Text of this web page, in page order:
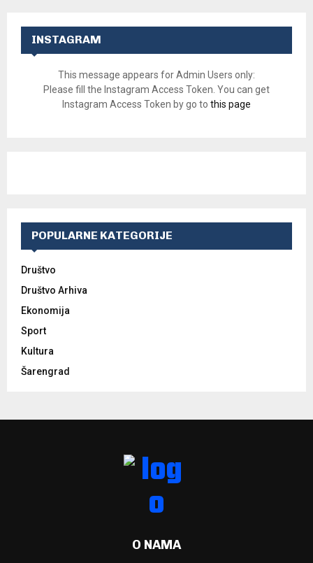
INSTAGRAM
This message appears for Admin Users only:
Please fill the Instagram Access Token. You can get
Instagram Access Token by go to this page
POPULARNE KATEGORIJE
Društvo
Društvo Arhiva
Ekonomija
Sport
Kultura
Šarengrad
O NAMA